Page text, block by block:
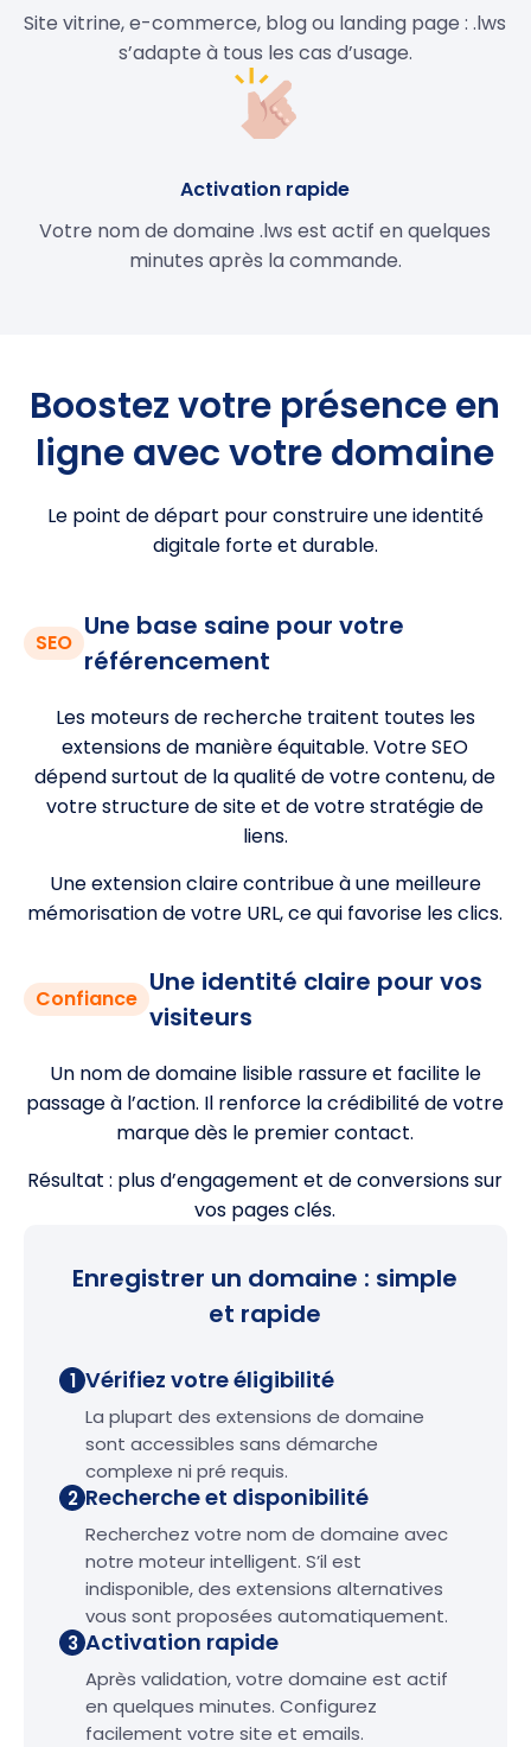
Site vitrine, e-commerce, blog ou landing page : .lws
s’adapte à tous les cas d’usage.
Activation rapide
Votre nom de domaine .lws est actif en quelques
minutes après la commande.
Boostez votre présence en
ligne avec votre domaine
Le point de départ pour construire une identité
digitale forte et durable.
SEO
Une base saine pour votre
référencement
Les moteurs de recherche traitent toutes les
extensions de manière équitable. Votre SEO
dépend surtout de la qualité de votre contenu, de
votre structure de site et de votre stratégie de
liens.
Une extension claire contribue à une meilleure
mémorisation de votre URL, ce qui favorise les clics.
Confiance
Une identité claire pour vos
visiteurs
Un nom de domaine lisible rassure et facilite le
passage à l’action. Il renforce la crédibilité de votre
marque dès le premier contact.
Résultat : plus d’engagement et de conversions sur
vos pages clés.
Enregistrer un domaine : simple
et rapide
1 Vérifiez votre éligibilité
La plupart des extensions de domaine
sont accessibles sans démarche
complexe ni pré requis.
2 Recherche et disponibilité
Recherchez votre nom de domaine avec
notre moteur intelligent. S’il est
indisponible, des extensions alternatives
vous sont proposées automatiquement.
3 Activation rapide
Après validation, votre domaine est actif
en quelques minutes. Configurez
facilement votre site et emails.